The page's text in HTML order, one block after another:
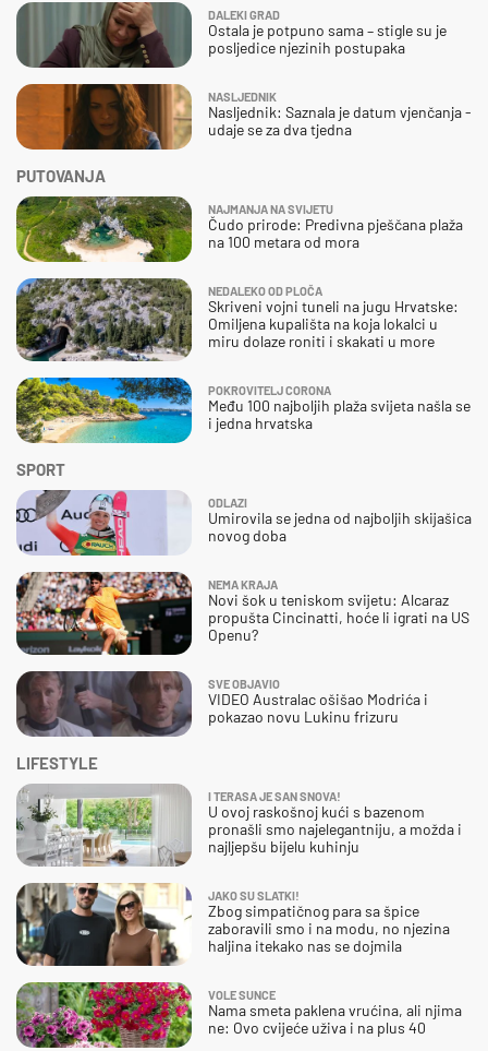
SPORT
ODLAZI
Umirovila se jedna od najboljih skijašica
novog doba
NEMA KRAJA
Novi šok u teniskom svijetu: Alcaraz
propušta Cincinatti, hoće li igrati na US
Openu?
SVE OBJAVIO
VIDEO Australac ošišao Modrića i
pokazao novu Lukinu frizuru
DALEKI GRAD
Ostala je potpuno sama – stigle su je
posljedice njezinih postupaka
NASLJEDNIK
Nasljednik: Saznala je datum vjenčanja -
udaje se za dva tjedna
PUTOVANJA
NAJMANJA NA SVIJETU
Čudo prirode: Predivna pješčana plaža
na 100 metara od mora
NEDALEKO OD PLOČA
Skriveni vojni tuneli na jugu Hrvatske:
Omiljena kupališta na koja lokalci u
miru dolaze roniti i skakati u more
POKROVITELJ CORONA
Među 100 najboljih plaža svijeta našla se
i jedna hrvatska
LIFESTYLE
I TERASA JE SAN SNOVA!
U ovoj raskošnoj kući s bazenom
pronašli smo najelegantniju, a možda i
najljepšu bijelu kuhinju
JAKO SU SLATKI!
Zbog simpatičnog para sa špice
zaboravili smo i na modu, no njezina
haljina itekako nas se dojmila
VOLE SUNCE
Nama smeta paklena vrućina, ali njima
ne: Ovo cvijeće uživa i na plus 40